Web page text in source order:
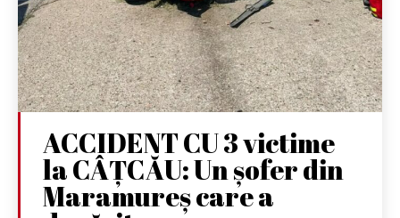
ACCIDENT CU 3 victime
la CÂȚCĂU: Un șofer din
Maramureș care a